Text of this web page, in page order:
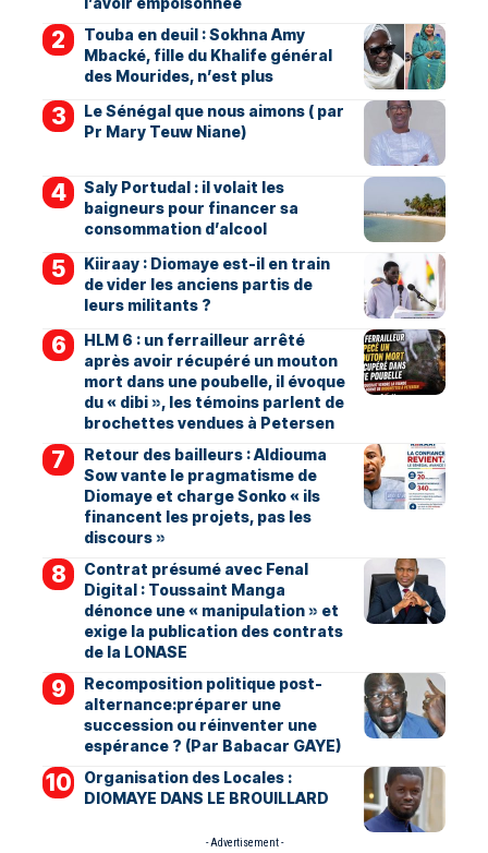
Touba en deuil : Sokhna Amy
Mbacké, fille du Khalife général
des Mourides, n’est plus
Le Sénégal que nous aimons ( par
Pr Mary Teuw Niane)
Saly Portudal : il volait les
baigneurs pour financer sa
consommation d’alcool
Kiiraay : Diomaye est-il en train
de vider les anciens partis de
leurs militants ?
HLM 6 : un ferrailleur arrêté
après avoir récupéré un mouton
mort dans une poubelle, il évoque
du « dibi », les témoins parlent de
brochettes vendues à Petersen
Retour des bailleurs : Aldiouma
Sow vante le pragmatisme de
Diomaye et charge Sonko « ils
financent les projets, pas les
discours »
Contrat présumé avec Fenal
Digital : Toussaint Manga
dénonce une « manipulation » et
exige la publication des contrats
de la LONASE
Recomposition politique post-
alternance:préparer une
succession ou réinventer une
espérance ? (Par Babacar GAYE)
Organisation des Locales :
DIOMAYE DANS LE BROUILLARD
- Advertisement -